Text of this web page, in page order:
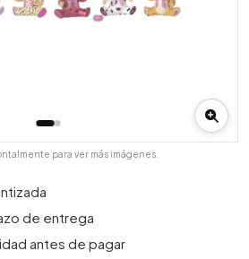
para ver más imágenes.
de entrega
antes de pagar